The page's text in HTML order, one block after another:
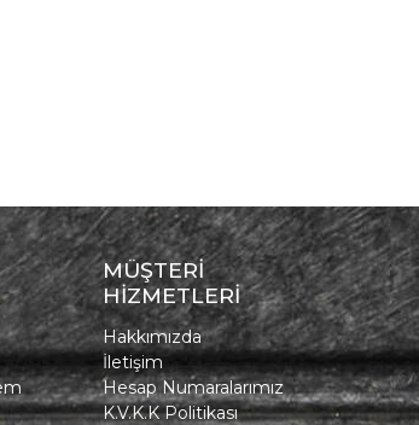
MÜŞTERİ
HİZMETLERİ
Hakkımızda
İletişim
Hesap Numaralarımız
K.V.K.K Politikası